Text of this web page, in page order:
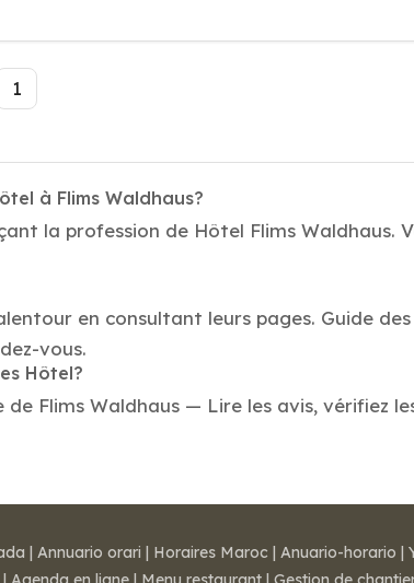
1
à Flims Waldhaus?
la profession de Hôtel Flims
en consultant leurs pages. Guide
vous.
Hôtel?
Flims Waldhaus — Lire les avis, vérifiez
| Annuario orari | Horaires Maroc | Anuario-horario |